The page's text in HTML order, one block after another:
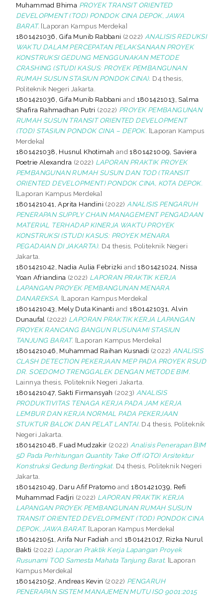
Muhammad Bhima PROYEK TRANSIT ORIENTED
DEVELOPMENT (TOD) PONDOK CINA DEPOK, JAWA
BARAT. [Laporan Kampus Merdeka]
1801421036, Gifa Munib Rabbani (2022) ANALISIS REDUKSI
WAKTU DALAM PERCEPATAN PELAKSANAAN PROYEK
KONSTRUKSI GEDUNG MENGGUNAKAN METODE
CRASHING (STUDI KASUS: PROYEK PEMBANGUNAN
RUMAH SUSUN STASIUN PONDOK CINA). D4 thesis,
Politeknik Negeri Jakarta.
1801421036, Gifa Munib Rabbani and 1801421013, Salma
Shafira Rahmadhan Putri (2022) PROYEK PEMBANGUNAN
RUMAH SUSUN TRANSIT ORIENTED DEVELOPMENT
(TOD) STASIUN PONDOK CINA – DEPOK. [Laporan Kampus
Merdeka]
1801421038, Husnul Khotimah and1801421009, Saviera
Poetrie Alexandra (2022) LAPORAN PRAKTIK PROYEK
PEMBANGUNAN RUMAH SUSUN DAN TOD (TRANSIT
ORIENTED DEVELOPMENT) PONDOK CINA, KOTA DEPOK.
[Laporan Kampus Merdeka]
1801421041, Aprita Handini (2022) ANALISIS PENGARUH
PENERAPAN SUPPLY CHAIN MANAGEMENT PENGADAAN
MATERIAL TERHADAP KINERJA WAKTU PROYEK
KONSTRUKSI (STUDI KASUS: PROYEK MENARA
PEGADAIAN DI JAKARTA). D4 thesis, Politeknik Negeri
Jakarta.
1801421042, Nadia Aulia Febrizki and1801421024, Nissa
Yoan Afriandina (2022) LAPORAN PRAKTIK KERJA
LAPANGAN PROYEK PEMBANGUNAN MENARA
DANAREKSA. [Laporan Kampus Merdeka]
1801421043, Mely Duta Kinanti and1801421031, Alvin
Dunaufal (2022) LAPORAN PRAKTIK KERJA LAPANGAN
PROYEK RANCANG BANGUN RUSUNAMI STASIUN
TANJUNG BARAT. [Laporan Kampus Merdeka]
1801421046, Muhammad Raihan Kusnadi (2022) ANALISIS
CLASH DETECTION PEKERJAAN MEP PADA PROYEK RSUD
DR. SOEDOMO TRENGGALEK DENGAN METODE BIM.
Lainnya thesis, Politeknik Negeri Jakarta.
1801421047, Sakti Firmansyah (2023) ANALISIS
PRODUKTIVITAS TENAGA KERJA PADA JAM KERJA
LEMBUR DAN KERJA NORMAL PADA PEKERJAAN
STUKTUR BALOK DAN PELAT LANTAI. D4 thesis, Politeknik
Negeri Jakarta.
1801421048, Fuad Mudzakir (2022) Analisis Penerapan BIM
5D Pada Perhitungan Quantity Take Off (QTO) Arsitektur
Konstruksi Gedung Bertingkat. D4 thesis, Politeknik Negeri
Jakarta.
1801421049, Daru Afif Pratomo and1801421039, Refi
Muhammad Fadjri (2022) LAPORAN PRAKTIK KERJA
LAPANGAN PROYEK PEMBANGUNAN RUMAH SUSUN
TRANSIT ORIENTED DEVELOPMENT (TOD) PONDOK CINA
DEPOK, JAWA BARAT. [Laporan Kampus Merdeka]
1801421051, Arifa Nur Fadiah and 1801421017, Rizka Nurul
Bakti (2022) Laporan Praktik Kerja Lapangan Proyek
Rusunami TOD Samesta Mahata Tanjung Barat. [Laporan
Kampus Merdeka]
1801421052, Andreas Kevin (2022) PENGARUH
PENERAPAN SISTEM MANAJEMEN MUTU ISO 9001:2015